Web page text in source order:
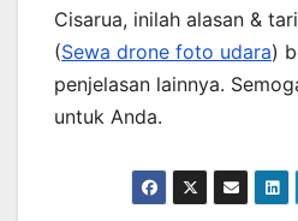
Cisarua, inilah alasan &
(Sewa drone foto udara)
penjelasan lainnya.
untuk Anda.